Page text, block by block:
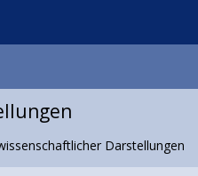
Darstellungen